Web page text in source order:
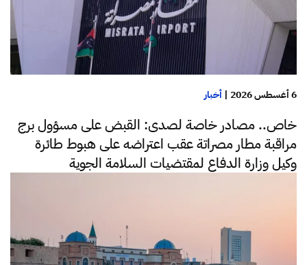
6 أغسطس 2026 | أخبار
خاص.. مصادر خاصة لصدى: القبض على مسؤول برج
مراقبة مطار مصراتة عقب اعتراضه على هبوط طائرة
وكيل وزارة الدفاع لمقتضيات السلامة الجوية